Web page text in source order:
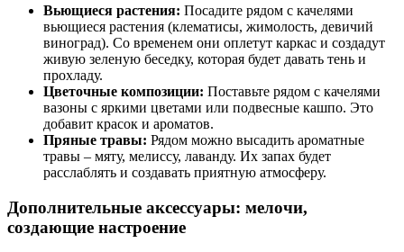
Вьющиеся растения: Посадите рядом с качелями
вьющиеся растения (клематисы, жимолость, девичий
виноград). Со временем они оплетут каркас и создадут
живую зеленую беседку, которая будет давать тень и
прохладу.
Цветочные композиции: Поставьте рядом с качелями
вазоны с яркими цветами или подвесные кашпо. Это
добавит красок и ароматов.
Пряные травы: Рядом можно высадить ароматные
травы – мяту, мелиссу, лаванду. Их запах будет
расслаблять и создавать приятную атмосферу.
Дополнительные аксессуары: мелочи,
создающие настроение